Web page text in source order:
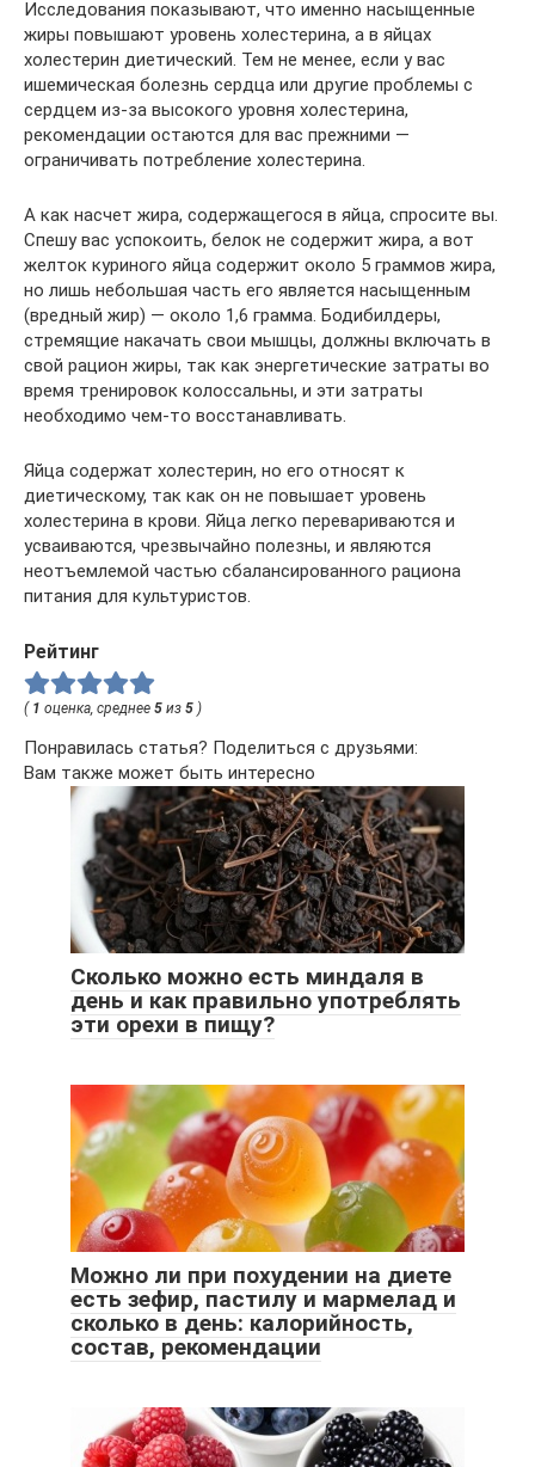
Исследования показывают, что именно насыщенные
жиры повышают уровень холестерина, а в яйцах
холестерин диетический. Тем не менее, если у вас
ишемическая болезнь сердца или другие проблемы с
сердцем из-за высокого уровня холестерина,
рекомендации остаются для вас прежними —
ограничивать потребление холестерина.
А как насчет жира, содержащегося в яйца, спросите вы.
Спешу вас успокоить, белок не содержит жира, а вот
желток куриного яйца содержит около 5 граммов жира,
но лишь небольшая часть его является насыщенным
(вредный жир) — около 1,6 грамма. Бодибилдеры,
стремящие накачать свои мышцы, должны включать в
свой рацион жиры, так как энергетические затраты во
время тренировок колоссальны, и эти затраты
необходимо чем-то восстанавливать.
Яйца содержат холестерин, но его относят к
диетическому, так как он не повышает уровень
холестерина в крови. Яйца легко перевариваются и
усваиваются, чрезвычайно полезны, и являются
неотъемлемой частью сбалансированного рациона
питания для культуристов.
Рейтинг
( 1 оценка, среднее 5 из 5 )
Понравилась статья? Поделиться с друзьями:
Вам также может быть интересно
Сколько можно есть миндаля в
день и как правильно употреблять
эти орехи в пищу?
Можно ли при похудении на диете
есть зефир, пастилу и мармелад и
сколько в день: калорийность,
состав, рекомендации